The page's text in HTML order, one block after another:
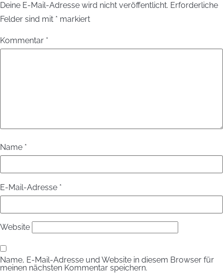
Deine E-Mail-Adresse wird nicht veröffentlicht. Erforderliche
Felder sind mit * markiert
Kommentar *
Name *
E-Mail-Adresse *
Website
Name, E-Mail-Adresse und Website in diesem Browser für
meinen nächsten Kommentar speichern.